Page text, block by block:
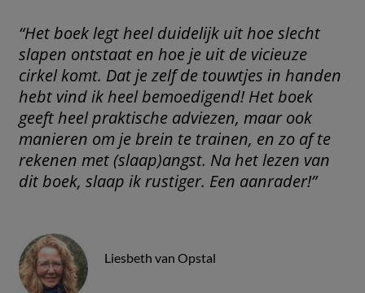
“Het boek legt heel duidelijk uit hoe slecht
slapen ontstaat en hoe je uit de vicieuze
cirkel komt. Dat je zelf de touwtjes in handen
hebt vind ik heel bemoedigend! Het boek
geeft heel praktische adviezen, maar ook
manieren om je brein te trainen, en zo af te
rekenen met (slaap)angst. Na het lezen van
dit boek, slaap ik rustiger. Een aanrader!”
Liesbeth van Opstal